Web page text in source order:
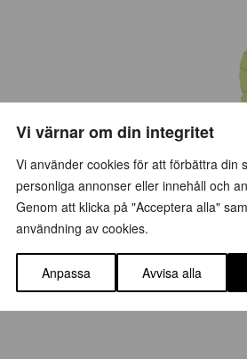
Vi värnar om din integritet
Vi använder cookies för att förbättra din
personliga annonser eller innehåll och
Genom att klicka på "Acceptera alla"
användning av cookies.
Anpassa Avvisa alla